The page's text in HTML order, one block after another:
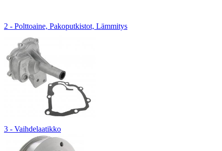
2 - Polttoaine, Pakoputkistot, Lämmitys
3 - Vaihdelaatikko